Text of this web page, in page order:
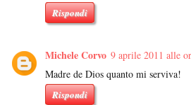
Rispondi
Michele Corvo 9 aprile 2011 alle
Madre de Dios quanto mi serviva!
Rispondi